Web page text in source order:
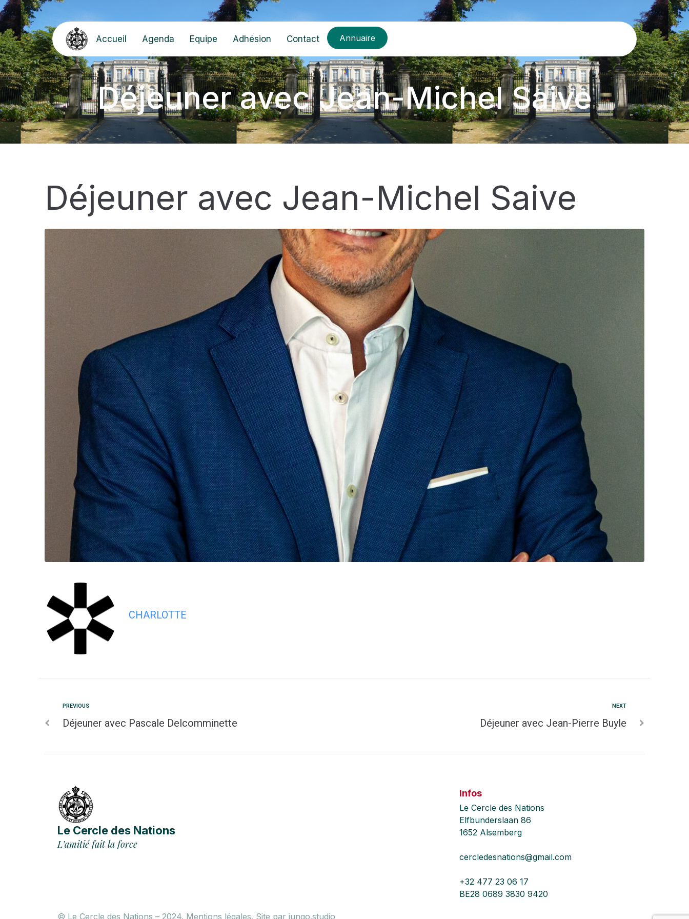
Accueil Agenda Equipe Adhésion Contact Annuaire
Déjeuner avec Jean-Michel Saive
Déjeuner avec Jean-Michel Saive
CHARLOTTE
PREVIOUS
Déjeuner avec Pascale Delcomminette
NEXT
Déjeuner avec Jean-Pierre Buyle
Le Cercle des Nations
L’amitié fait la force
Infos
Le Cercle des Nations
Elfbunderslaan 86
1652 Alsemberg
cercledesnations@gmail.com
+32 477 23 06 17
BE28 0689 3830 9420
© Le Cercle des Nations – 2024. Mentions légales. Site par jungo.studio